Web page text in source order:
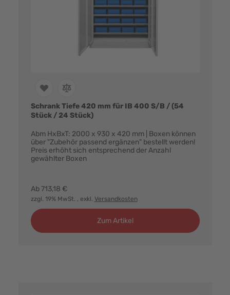
Schrank Tiefe 420 mm für IB 400 S/B / (54
Stück / 24 Stück)
Abm HxBxT: 2000 x 930 x 420 mm | Boxen können
über "Zubehör passend ergänzen" bestellt werden!
Preis erhöht sich entsprechend der Anzahl
gewählter Boxen
Ab 713,18 €
zzgl. 19% MwSt. , exkl. Versandkosten
Zum Artikel